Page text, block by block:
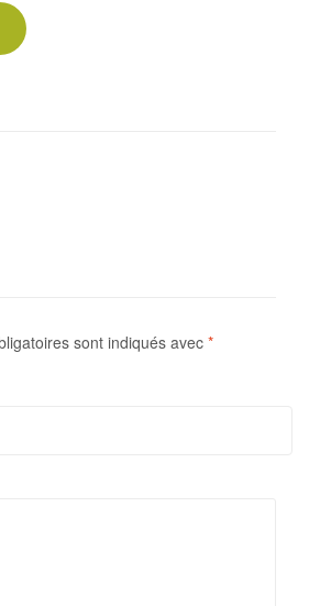
sont indiqués avec *